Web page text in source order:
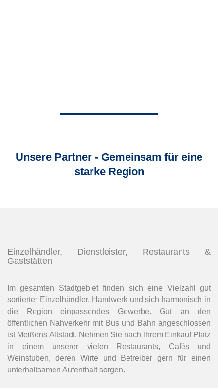
Unsere Partner - Gemeinsam für eine
starke Region
Einzelhändler, Dienstleister, Restaurants &
Gaststätten
Im gesamten Stadtgebiet finden sich eine Vielzahl gut
sortierter Einzelhändler, Handwerk und sich harmonisch in
die Region einpassendes Gewerbe. Gut an den
öffentlichen Nahverkehr mit Bus und Bahn angeschlossen
ist Meißens Altstadt. Nehmen Sie nach Ihrem Einkauf Platz
in einem unserer vielen Restaurants, Cafés und
Weinstuben, deren Wirte und Betreiber gern für einen
unterhaltsamen Aufenthalt sorgen.